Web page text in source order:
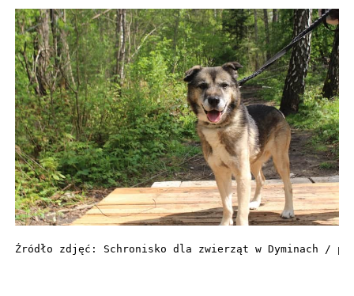
Źródło zdjęć: Schronisko dla zwierząt w Dyminach /